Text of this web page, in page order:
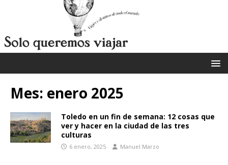
Mes: enero 2025
Toledo en un fin de semana: 12 cosas que
ver y hacer en la ciudad de las tres
culturas
6 enero, 2025 Manuel Marzo